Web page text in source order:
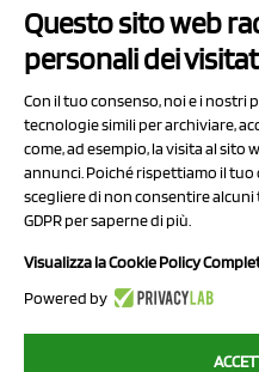
Via Prov.le
41057
Questo sito web
personali dei
Con il tuo consenso, noi e i nostri
tecnologie simili per archiviare,
come, ad esempio, la visita al sito
annunci. Poiché rispettiamo il
scegliere di non consentire alcuni
GDPR per saperne di più.
Visualizza la Cookie Policy
Powered by